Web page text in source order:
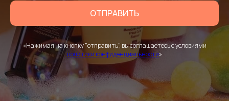
ОТПРАВИТЬ
«Нажимая на кнопку "отправить", вы соглашаетесь с условиями
политики конфиденциальности»